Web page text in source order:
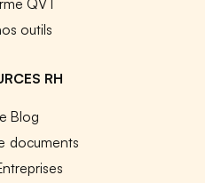
outils
RH
Blog
documents